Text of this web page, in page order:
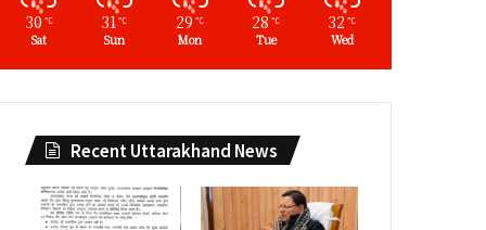
30 ℃
Sat
31℃
Sun
29 ℃
Mon
28 ℃
Tue
32 ℃
Wed
Recent Uttarakhand News